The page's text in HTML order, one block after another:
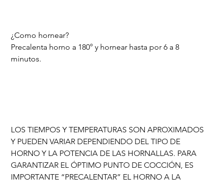
¿Como hornear?
Precalenta horno a 180° y hornear hasta por 6 a 8
minutos.
LOS TIEMPOS Y TEMPERATURAS SON APROXIMADOS
Y PUEDEN VARIAR DEPENDIENDO DEL TIPO DE
HORNO Y LA POTENCIA DE LAS HORNALLAS. PARA
GARANTIZAR EL ÓPTIMO PUNTO DE COCCIÓN, ES
IMPORTANTE “PRECALENTAR” EL HORNO A LA